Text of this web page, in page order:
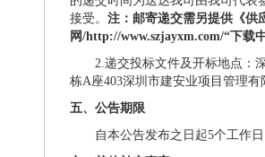
接受。 注：邮寄递交需另提供《供
网/http://www.szjayxm.com/“下载
2.递交投标文件及开标地点：
栋A座403深圳市建安业项目管理有
五、公告期限
自本公告发布之日起5个工作 日